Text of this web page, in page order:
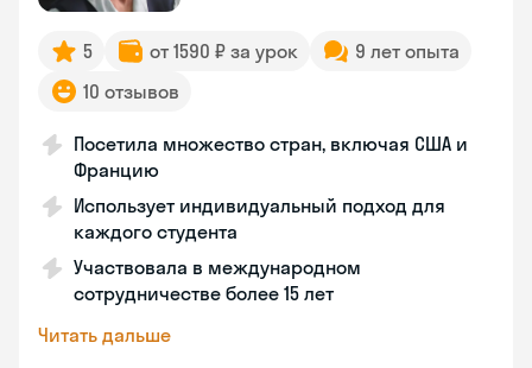
5 от 1590 ₽ за урок
9 лет опыта
10 отзывов
Посетила множество стран, включая США и
Францию
Использует индивидуальный подход для
каждого студента
Участвовала в международном
сотрудничестве более 15 лет
Читать дальше